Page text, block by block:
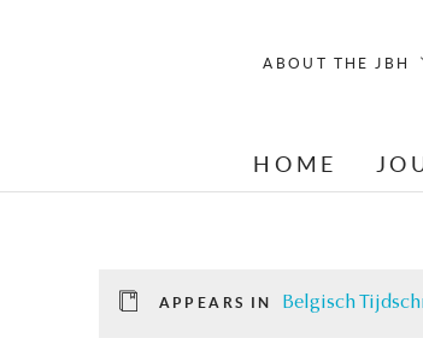
ABOUT THE JBH
HOME
APPEARS IN Belgisch